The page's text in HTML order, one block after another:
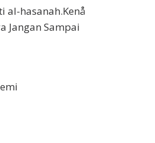
hasanah.Kenå
Jangan Sampai